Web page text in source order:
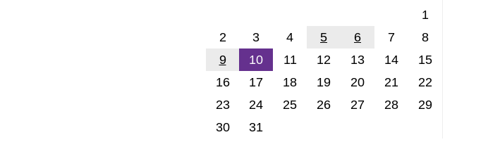
1
2
3 4 5 6 7
8
9
10 11 12 13 14
15
16
17 18 19 20 21
22
23
24 25 26 27 28
29
30
31